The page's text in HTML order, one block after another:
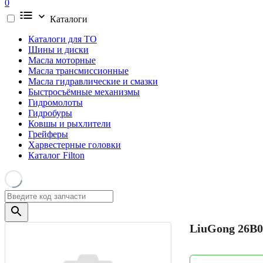
0
Каталоги
Каталоги для ТО
Шины и диски
Масла моторные
Масла трансмиссионные
Масла гидравлические и смазки
Быстросъёмные механизмы
Гидромолоты
Гидробуры
Ковшы и рыхлители
Грейферы
Харвестерные головки
Каталог Filton
LiuGong